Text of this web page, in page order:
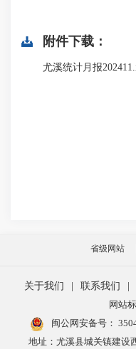
附件下载：
尤溪统计月报
省级网站
关于我们 联系我们
网站
闽公网安备号：
地址：尤溪县城关镇建设